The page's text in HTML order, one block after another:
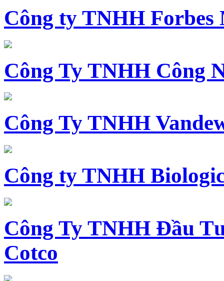
Công ty TNHH
Công Ty TNHH Công
Công Ty TNHH
Công ty TNHH
Công Ty TNHH Đầu
Cotco